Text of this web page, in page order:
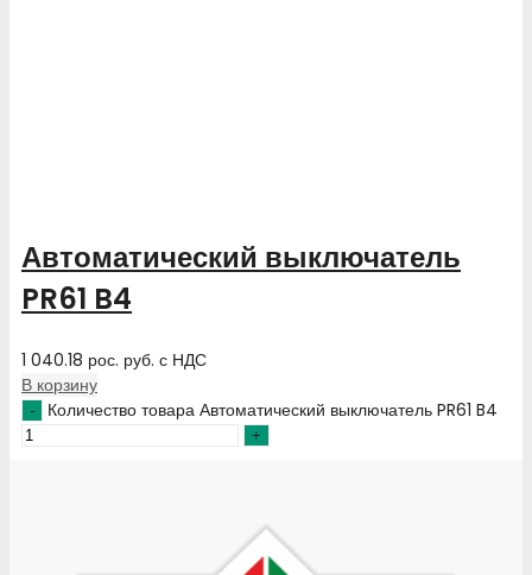
Автоматический выключатель
PR61 B4
1 040.18 рос. руб. с НДС
В корзину
Количество товара Автоматический выключатель PR61 B4